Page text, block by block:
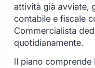
attività già avviate,
contabile e fiscale
Commercialista
quotidianamente.
Il piano comprende